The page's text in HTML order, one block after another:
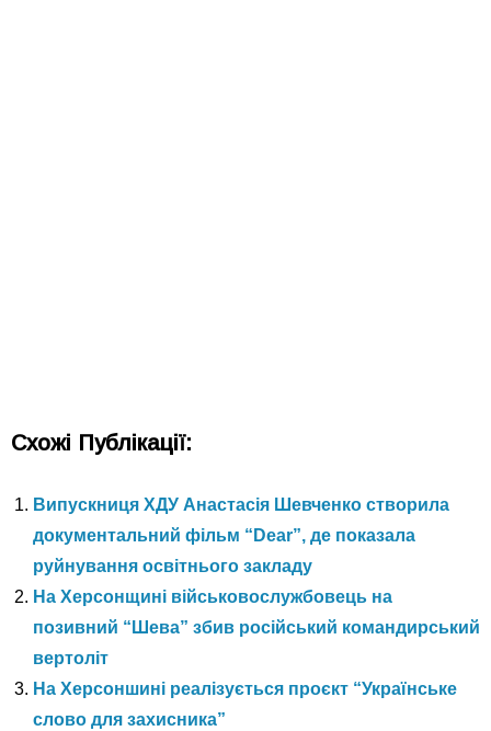
Схожі Публікації:
Випускниця ХДУ Анастасія Шевченко створила
документальний фільм “Dear”, де показала
руйнування освітнього закладу
На Херсонщині військовослужбовець на
позивний “Шева” збив російський командирський
вертоліт
На Херсоншині реалізується проєкт “Українське
слово для захисника”